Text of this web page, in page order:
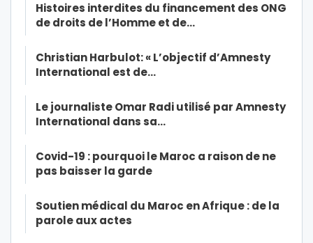
Histoires interdites du financement des ONG
de droits de l’Homme et de…
Christian Harbulot: « L’objectif d’Amnesty
International est de…
Le journaliste Omar Radi utilisé par Amnesty
International dans sa…
Covid-19 : pourquoi le Maroc a raison de ne
pas baisser la garde
Soutien médical du Maroc en Afrique : de la
parole aux actes